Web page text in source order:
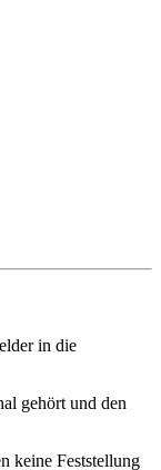
in die
gehört und den
keine Feststellung